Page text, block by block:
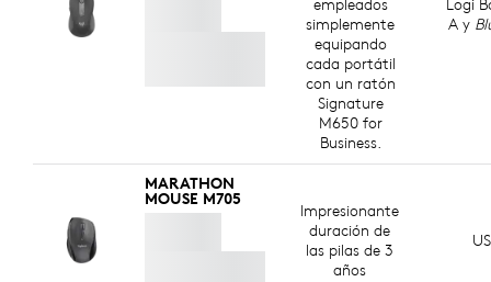
simplemente
equipando
cada portátil
con un ratón
Signature
M650 for
Business.
A y
MARATHON
MOUSE M705
Impresionante
duración de
las pilas de 3
años